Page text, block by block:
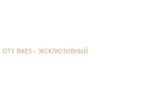
BIKES – ЭКСКЛЮЗИВНЫЙ